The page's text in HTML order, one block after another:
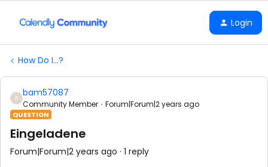
Login
How Do I...?
B bam57087
Community Member Forum|Forum|2 years ago
QUESTION
Eingeladene
Forum|Forum|2 years ago 1 reply